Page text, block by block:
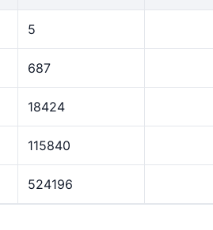
5
687
18424
115840
524196